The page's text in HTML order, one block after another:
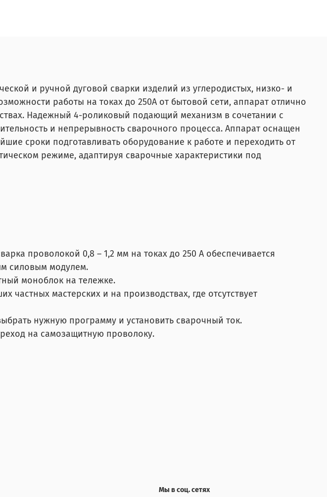
и ручной дуговой сварки изделий из углеродистых, низко- и
работы на токах до 250А от бытовой сети, аппарат отлично
Надежный 4-роликовый подающий механизм в сочетании с
и непрерывность сварочного процесса. Аппарат оснащен
сроки подготавливать оборудование к работе и переходить от
режиме, адаптируя сварочные характеристики под
проволокой 0,8 – 1,2 мм на токах до 250 А обеспечивается
силовым модулем.
моноблок на тележке.
частных мастерских и на производствах, где отсутствует
нужную программу и установить сварочный ток.
на самозащитную проволоку.
Мы в соц. сетях